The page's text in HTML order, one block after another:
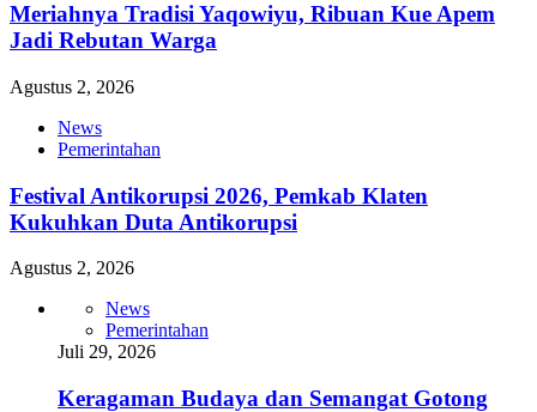
Meriahnya Tradisi Yaqowiyu, Ribuan Kue Apem
Jadi Rebutan Warga
Agustus 2, 2026
News
Pemerintahan
Festival Antikorupsi 2026, Pemkab Klaten
Kukuhkan Duta Antikorupsi
Agustus 2, 2026
News
Pemerintahan
Juli 29, 2026
Keragaman Budaya dan Semangat Gotong